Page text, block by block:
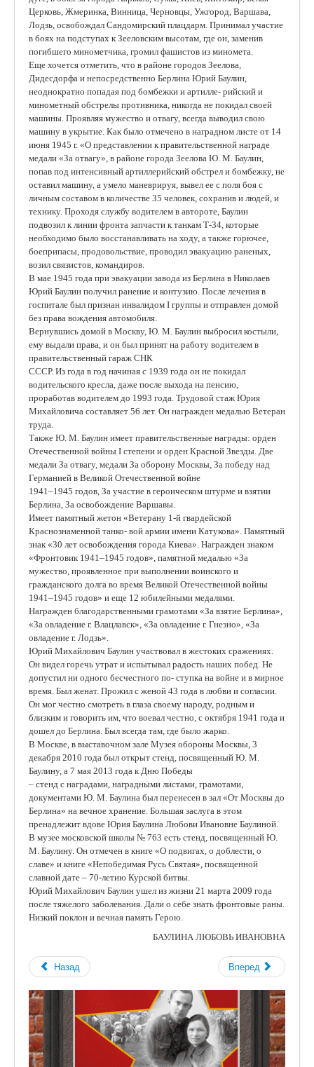
Церковь, Жмеринка, Винница, Черновцы, Ужгород, Варшава,
Лодзь, освобождал Сандомирский плацдарм. Принимал участие
в боях на подступах к Зееловским высотам, где он, заменив
погибшего минометчика, громил фашистов из миномета.
Еще хочется отметить, что в районе городов Зеелова,
Дидесдорфа и непосредственно Берлина Юрий Баулин,
неоднократно попадая под бомбежки и артилле- рийский и
минометный обстрелы противника, никогда не покидал своей
машины. Проявляя мужество и отвагу, всегда выводил свою
машину в укрытие. Как было отмечено в наградном листе от 14
июня 1945 г. «О представлении к правительственной награде
медали «За отвагу», в районе города Зеелова Ю. М. Баулин,
попав под интенсивный артиллерийский обстрел и бомбежку, не
оставил машину, а умело маневрируя, вывел ее с поля боя с
личным составом в количестве 35 человек, сохранив и людей, и
технику. Проходя службу водителем в автороте, Баулин
подвозил к линии фронта запчасти к танкам Т-34, которые
необходимо было восстанавливать на ходу, а также горючее,
боеприпасы, продовольствие, проводил эвакуацию раненых,
возил связистов, командиров.
В мае 1945 года при эвакуации завода из Берлина в Николаев
Юрий Баулин получил ранение и контузию. После лечения в
госпитале был признан инвалидом I группы и отправлен домой
без права вождения автомобиля.
Вернувшись домой в Москву, Ю. М. Баулин выбросил костыли,
ему выдали права, и он был принят на работу водителем в
правительственный гараж СНК
СССР. Из года в год начиная с 1939 года он не покидал
водительского кресла, даже после выхода на пенсию,
проработав водителем до 1993 года. Трудовой стаж Юрия
Михайловича составляет 56 лет. Он награжден медалью Ветеран
труда.
Также Ю. М. Баулин имеет правительственные награды: орден
Отечественной войны I степени и орден Красной Звезды. Две
медали За отвагу, медали За оборону Москвы, За победу над
Германией в Великой Отечественной войне
1941–1945 годов, За участие в героическом штурме и взятии
Берлина, За освобождение Варшавы.
Имеет памятный жетон «Ветерану 1-й гвардейской
Краснознаменной танко- вой армии имени Катукова». Памятный
знак «30 лет освобождения города Киева». Награжден знаком
«Фронтовик 1941–1945 годов», памятной медалью «За
мужество, проявленное при выполнении воинского и
гражданского долга во время Великой Отечественной войны
1941–1945 годов» и еще 12 юбилейными медалями.
Награжден благодарственными грамотами «За взятие Берлина»,
«За овладение г. Влацлавск», «За овладение г. Гнезно», «За
овладение г. Лодзь».
Юрий Михайлович Баулин участвовал в жестоких сражениях.
Он видел горечь утрат и испытывал радость наших побед. Не
допустил ни одного бесчестного по- ступка на войне и в мирное
время. Был женат. Прожил с женой 43 года в любви и согласии.
Он мог честно смотреть в глаза своему народу, родным и
близким и говорить им, что воевал честно, с октября 1941 года и
дошел до Берлина. Был всегда там, где было жарко.
В Москве, в выставочном зале Музея обороны Москвы, 3
декабря 2010 года был открыт стенд, посвященный Ю. М.
Баулину, а 7 мая 2013 года к Дню Победы
– стенд с наградами, наградными листами, грамотами,
документами Ю. М. Баулина был перенесен в зал «От Москвы до
Берлина» на вечное хранение. Большая заслуга в этом
пренадлежит вдове Юрия Баулина Любови Ивановне Баулиной.
В музее московской школы № 763 есть стенд, посвященный Ю.
М. Баулину. Он отмечен в книге «О подвигах, о доблести, о
славе» и книге «Непобедимая Русь Святая», посвященной
славной дате – 70-летию Курской битвы.
Юрий Михайлович Баулин ушел из жизни 21 марта 2009 года
после тяжелого заболевания. Дали о себе знать фронтовые раны.
Низкий поклон и вечная память Герою.
БАУЛИНА ЛЮБОВЬ ИВАНОВНА
Назад Вперед